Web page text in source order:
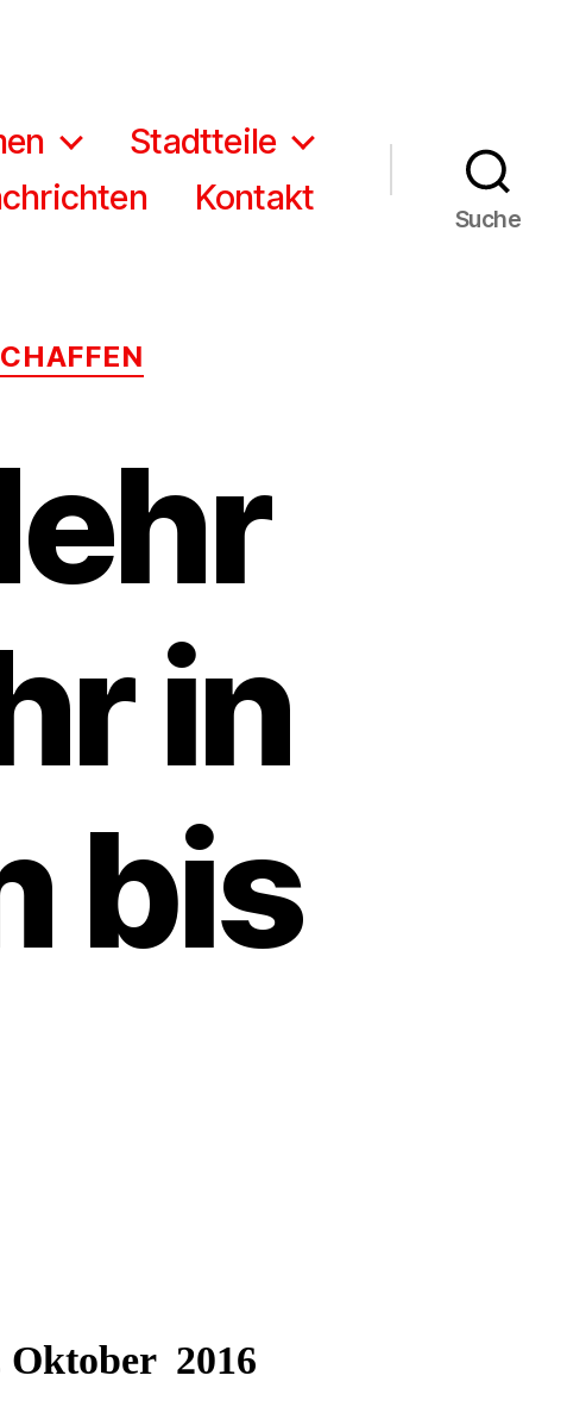
Stadtteile
Kontakt
Suche
in
bis
Oktober 2016